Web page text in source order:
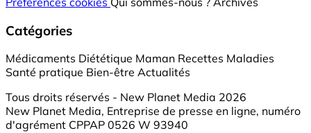
Catégories
Médicaments Diététique Maman Recettes Maladies
Santé pratique Bien-être Actualités
Tous droits réservés - New Planet Media 2026
New Planet Media, Entreprise de presse en ligne, numéro
d'agrément CPPAP 0526 W 93940